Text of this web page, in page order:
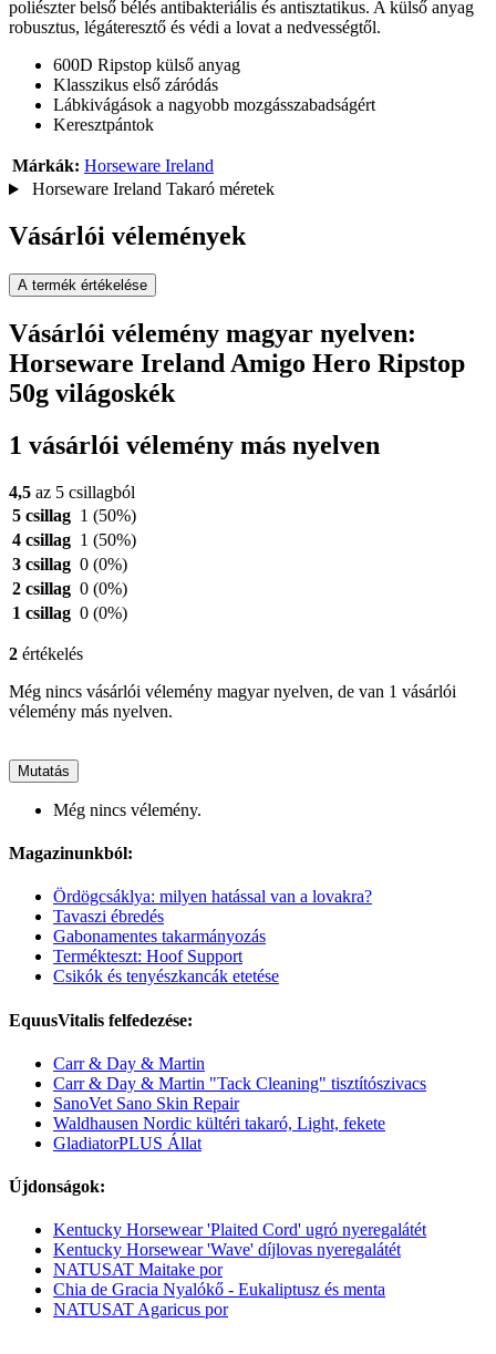
poliészter belső bélés antibakteriális és antisztatikus. A külső anyag
robusztus, légáteresztő és védi a lovat a nedvességtől.
600D Ripstop külső anyag
Klasszikus első záródás
Lábkivágások a nagyobb mozgásszabadságért
Keresztpántok
Márkák: Horseware Ireland
Horseware Ireland Takaró méretek
Vásárlói vélemények
A termék értékelése
Vásárlói vélemény magyar nyelven:
Horseware Ireland Amigo Hero Ripstop
50g világoskék
1 vásárlói vélemény más nyelven
4,5 az 5 csillagból
5 csillag 1 (50%)
4 csillag 1 (50%)
3 csillag 0 (0%)
2 csillag 0 (0%)
1 csillag 0 (0%)
2 értékelés
Még nincs vásárlói vélemény magyar nyelven, de van 1 vásárlói
vélemény más nyelven.
Mutatás
Még nincs vélemény.
Magazinunkból:
Ördögcsáklya: milyen hatással van a lovakra?
Tavaszi ébredés
Gabonamentes takarmányozás
Termékteszt: Hoof Support
Csikók és tenyészkancák etetése
EquusVitalis felfedezése:
Carr & Day & Martin
Carr & Day & Martin "Tack Cleaning" tisztítószivacs
SanoVet Sano Skin Repair
Waldhausen Nordic kültéri takaró, Light, fekete
GladiatorPLUS Állat
Újdonságok:
Kentucky Horsewear 'Plaited Cord' ugró nyeregalátét
Kentucky Horsewear 'Wave' díjlovas nyeregalátét
NATUSAT Maitake por
Chia de Gracia Nyalókő - Eukaliptusz és menta
NATUSAT Agaricus por